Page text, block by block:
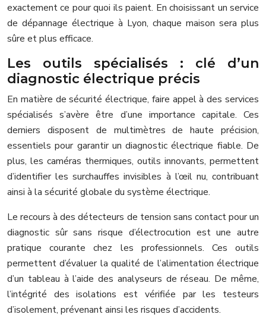
exactement ce pour quoi ils paient. En choisissant un service
de dépannage électrique à Lyon, chaque maison sera plus
sûre et plus efficace.
Les outils spécialisés : clé d’un
diagnostic électrique précis
En matière de sécurité électrique, faire appel à des services
spécialisés s’avère être d’une importance capitale. Ces
derniers disposent de multimètres de haute précision,
essentiels pour garantir un diagnostic électrique fiable. De
plus, les caméras thermiques, outils innovants, permettent
d’identifier les surchauffes invisibles à l’œil nu, contribuant
ainsi à la sécurité globale du système électrique.
Le recours à des détecteurs de tension sans contact pour un
diagnostic sûr sans risque d’électrocution est une autre
pratique courante chez les professionnels. Ces outils
permettent d’évaluer la qualité de l’alimentation électrique
d’un tableau à l’aide des analyseurs de réseau. De même,
l’intégrité des isolations est vérifiée par les testeurs
d’isolement, prévenant ainsi les risques d’accidents.